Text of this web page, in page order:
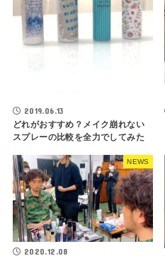
2019.06.13
どれがおすすめ？メイク崩れない
スプレーの比較を全力でしてみた
NEWS
2020.12.08